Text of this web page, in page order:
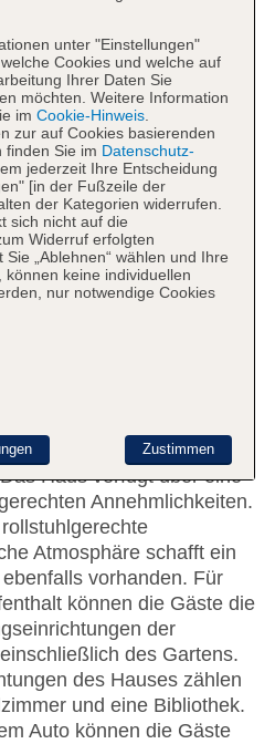
Unterkunft
verfügt über 180
Personal an der Rezeption
behilflich. Die Einrichtung
einen Safe,
Geldautomaten. In
zur Verfügung.
von Ausflügen wird
Haus verfügt über eine
Annehmlichkeiten.
Atmosphäre schafft ein
vorhanden. Für
können die Gäste die
der
des Gartens.
des Hauses zählen
und eine Bibliothek.
Auto können die Gäste
unter "Einstellungen"
Cookies und welche auf
Ihrer Daten Sie
möchten. Weitere Information
im Cookie-Hinweis.
zur auf Cookies basierenden
finden Sie im Datenschutz-
jederzeit Ihre Entscheidung
[in der Fußzeile der
der Kategorien widerrufen.
sich nicht auf die
Widerruf erfolgten
„Ablehnen“ wählen und Ihre
keine individuellen
nur notwendige Cookies
Zustimmen